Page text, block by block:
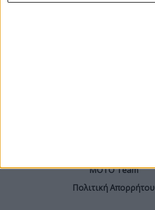
ΜΟΤΟ Team
Πολιτική Απορρήτου